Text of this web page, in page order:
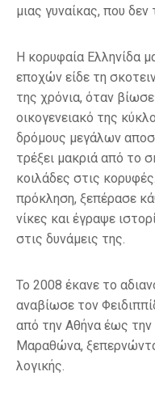
μιας γυναίκας, που
Η κορυφαία Ελληνίδα
εποχών είδε τη
της χρόνια, όταν
οικογενειακό της
δρόμους μεγάλων
τρέξει μακριά από το
κοιλάδες στις
πρόκληση, ξεπέρασε
νίκες και έγραψε
στις δυνάμεις της.
Το 2008 έκανε το
αναβίωσε τον
από την Αθήνα έως την
Μαραθώνα,
λογικής.